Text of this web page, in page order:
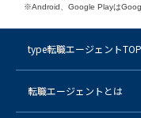
※Android、Google Playは
type転職エージェントTOP
転職エージェントとは